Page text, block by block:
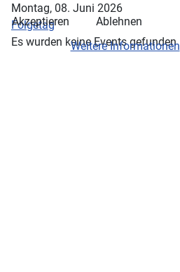
Montag, 08. Juni 2026
Folgetag
Es wurden keine Events gefunden
Akzeptieren
Ablehnen
Weitere Informationen